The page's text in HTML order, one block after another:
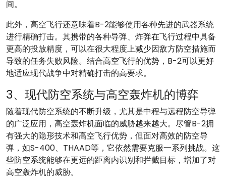
间。
此外，高空飞行还意味着B-2能够使用各种先进的武器系统
进行精确打击。其携带的各种导弹、炸弹在飞行过程中具备
更高的投放精度，可以在很大程度上减少因敌方防空措施而
导致的任务失败风险。结合高空飞行的优势，B-2可以更好
地适应现代战争中对精确打击的高要求。
3、现代防空系统与高空轰炸机的博弈
随着现代防空系统的不断升级，尤其是中程与远程防空导弹
的广泛应用，高空轰炸机面临的威胁越来越大。尽管B-2拥
有强大的隐形技术和高空飞行优势，但面对高效的防空导
弹，如S-400、THAAD等，它依然需要克服一系列挑战。这
些防空系统能够在更远的距离内识别和拦截目标，增加了对
高空轰炸机的威胁。